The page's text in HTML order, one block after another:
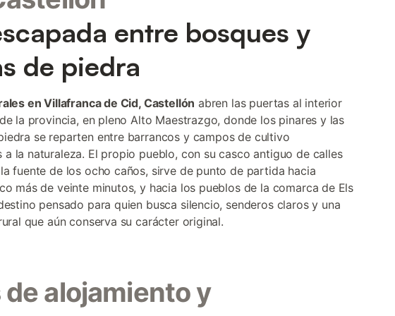
entre bosques y
de piedra
en Villafranca de Cid, Castellón abren las puertas al interior
la provincia, en pleno Alto Maestrazgo, donde los pinares y las
se reparten entre barrancos y campos de cultivo
a la naturaleza. El propio pueblo, con su casco antiguo de calles
fuente de los ocho caños, sirve de punto de partida hacia
más de veinte minutos, y hacia los pueblos de la comarca de Els
pensado para quien busca silencio, senderos claros y una
que aún conserva su carácter original.
de alojamiento y